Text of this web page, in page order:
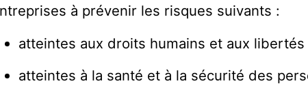
à prévenir les risques suivants :
atteintes aux droits humains et aux
atteintes à la santé et à la sécurité des